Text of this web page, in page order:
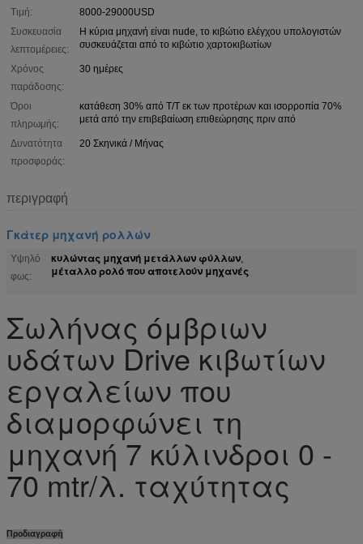
Τιμή:
8000-29000USD
Συσκευασία
λεπτομέρειες:
Η κύρια μηχανή είναι nude, το κιβώτιο ελέγχου υπολογιστών
συσκευάζεται από το κιβώτιο χαρτοκιβωτίων
Χρόνος
παράδοσης:
30 ημέρες
Όροι
πληρωμής:
κατάθεση 30% από T/T εκ των προτέρων και ισορροπία 70%
μετά από την επιβεβαίωση επιθεώρησης πριν από
Δυνατότητα
προσφοράς:
20 Σκηνικά / Μήνας
περιγραφή
Γκάτερ μηχανή ρολλών
Υψηλό
φως:
κυλώντας μηχανή μετάλλων φύλλων,
μέταλλο ρολό που αποτελούν μηχανές
Σωλήνας όμβριων
υδάτων Drive κιβωτίων
εργαλείων που
διαμορφώνει τη
μηχανή 7 κύλινδροι 0 -
70 mtr/λ. ταχύτητας
Προδιαγραφή